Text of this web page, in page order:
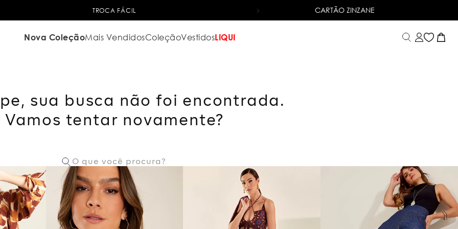
TROCA FÁCIL 6X SEM JUROSNO CARTÃO DE CRÉDITO
CARTÃO ZINZANE
Nova ColeçãoMais VendidosColeçãoVestidosLIQUI
sua busca não foi encontrada.
Vamos tentar novamente?